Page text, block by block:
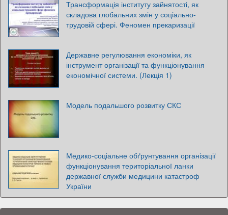
Трансформація інституту зайнятості, як
складова глобальних змін у соціально-
трудовій сфері. Феномен прекаризації
Державне регулювання економіки, як
інструмент організації та функціонування
економічної системи. (Лекція 1)
Модель подальшого розвитку СКС
Медико-соціальне обґрунтування організації
функціонування територіальної ланки
державної служби медицини катастроф
України